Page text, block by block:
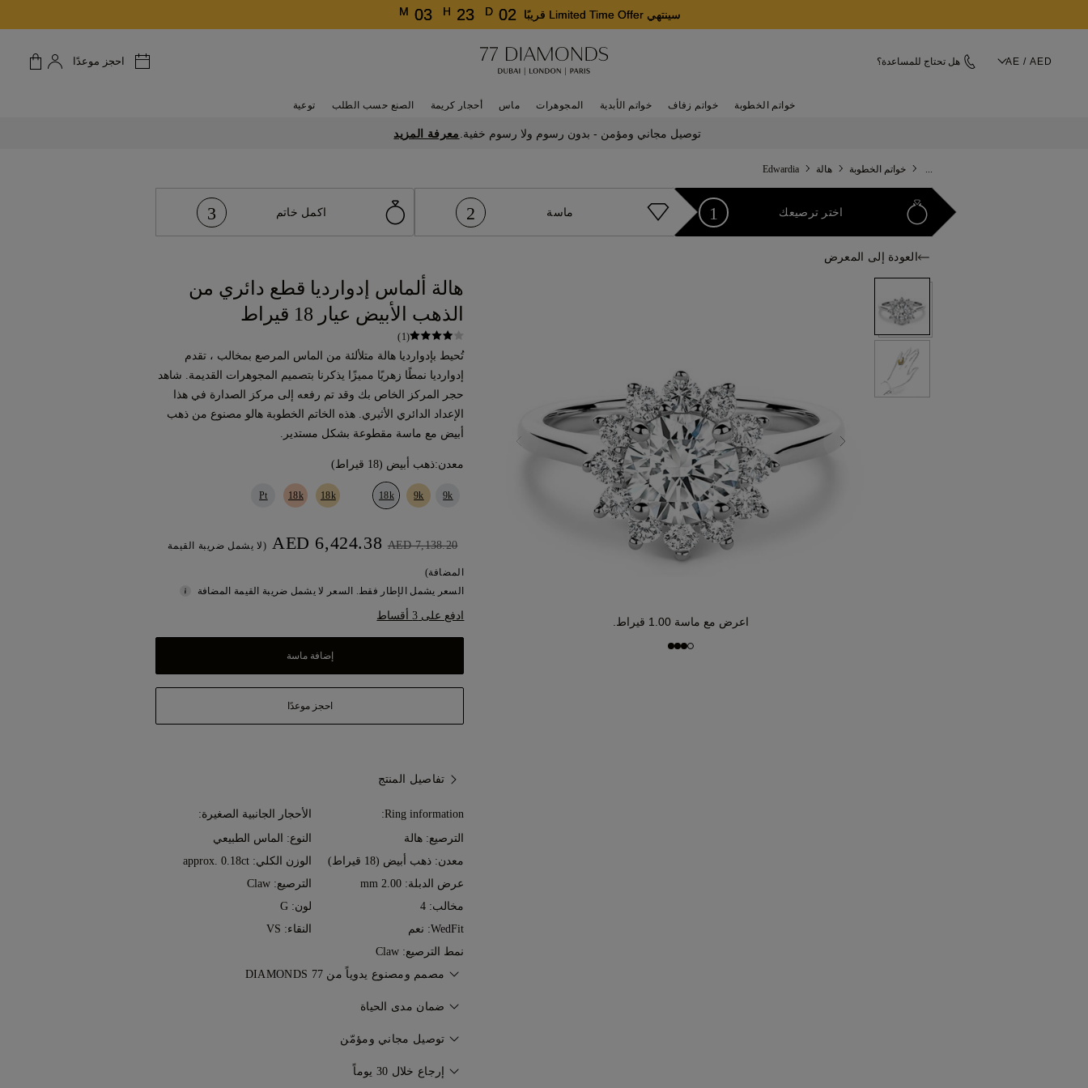
سينتهي Limited Time Offer قريبًا 02
D
23
H
03
M
AE / AED هل تحتاج للمساعدة؟ احجز موعدًا
خواتم الخطوبة خواتم زفاف خواتم الأبدية المجوهرات ماس أحجار كريمة الصنع حسب الطلب توعية
توصيل مجاني ومؤمن - بدون رسوم ولا رسوم خفية. معرفة المزيد
خواتم الخطوبة هالة Edwardia
1 اختر ترصيعك 2 ماسة 3 اكمل خاتم
العودة إلى المعرض
اعرض مع ماسة 1.00 قيراط.
هالة ألماس إدوارديا قطع دائري من
الذهب الأبيض عيار 18 قيراط
(1)
تُحيط بإدوارديا هالة متلألئة من الماس المرصع بمخالب ، تقدم
إدوارديا نمطًا زهريًا مميزًا يذكرنا بتصميم المجوهرات القديمة. شاهد
حجر المركز الخاص بك وقد تم رفعه إلى مركز الصدارة في هذا
الإعداد الدائري الأثيري. هذه الخاتم الخطوبة هالو مصنوع من ذهب
أبيض مع ماسة مقطوعة بشكل مستدير.
معدن:ذهب أبيض (18 قيراط)
9k
9k
18k
18k
18k
Pt
AED 7,138.20 (لا يشمل ضريبة القيمة
المضافة)
السعر يشمل الإطار فقط. السعر لا يشمل ضريبة القيمة المضافة
ادفع على 3 أقساط
إضافة ماسة
احجز موعدًا
تفاصيل المنتج
Ring information:
الترصيع: هالة
معدن: ذهب أبيض (18 قيراط)
عرض الدبلة: 2.00 mm
مخالب: 4
WedFit: نعم
نمط الترصيع: Claw
الأحجار الجانبية الصغيرة:
النوع: الماس الطبيعي
الوزن الكلي: approx. 0.18ct
الترصيع: Claw
لون: G
النقاء: VS
مصمم ومصنوع يدوياً من 77 DIAMONDS
إتقان فن صناعة المجوهرات، قطعةً تلو الأخرى، على يد خبراء
ضمان مدى الحياة
مجاناً. للمزيد من التفاصيل، راجع
توصيل مجاني ومؤمّن
سيتم توصيل مجوهراتك عن طريق خدمة التوصيل الخاصة
إرجاع خلال 30 يوماً